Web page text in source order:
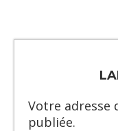
Votre adresse
publiée.